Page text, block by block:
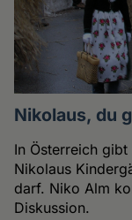
Nikolaus, du
In Österreich
Nikolaus
darf. Niko Alm
Diskussion.